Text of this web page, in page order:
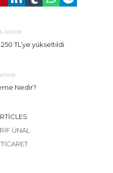
article
TL’ye yükseltildi
Nedir?
ÜNAL